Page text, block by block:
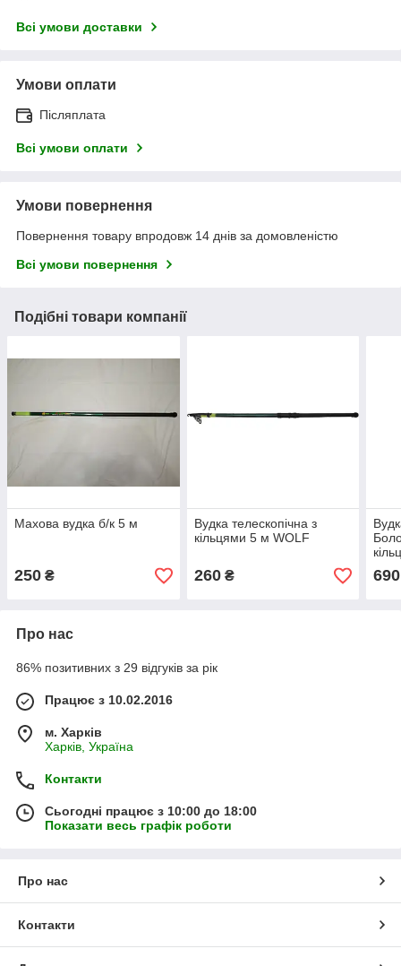
Всі умови доставки
Умови оплати
Післяплата
Всі умови оплати
Умови повернення
Повернення товару впродовж 14 днів за домовленістю
Всі умови повернення
Подібні товари компанії
Махова вудка б/к 5 м
250 ₴
Вудка телескопічна з
кільцями 5 м WOLF
260₴ 690
Про нас
86% позитивних з 29 відгуків за рік
Працює з 10.02.2016
м. Харків
Харків, Україна
Контакти
Сьогодні працює з 10:00 до 18:00
Показати весь графік роботи
Про нас
Контакти